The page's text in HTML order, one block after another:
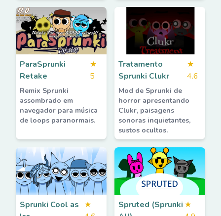
ParaSprunki
Retake
★
5
Remix Sprunki
assombrado em
navegador para música
de loops paranormais.
Tratamento
Sprunki Clukr
★
4.6
Mod de Sprunki de
horror apresentando
Clukr, paisagens
sonoras inquietantes,
sustos ocultos.
Sprunki Cool as ★
Spruted (Sprunki ★